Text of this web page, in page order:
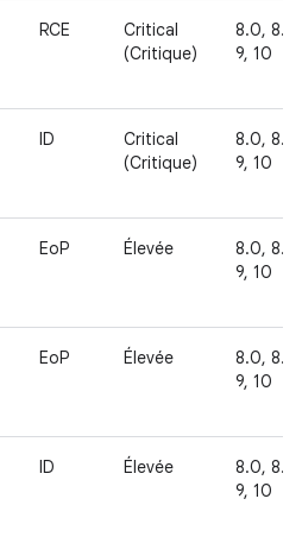
RCE
Critical
(Critique)
8.0, 8.1,
9, 10
ID
Critical
(Critique)
8.0, 8.1,
9, 10
EoP Élevée
8.0, 8.1,
9, 10
EoP Élevée
8.0, 8.1,
9, 10
ID Élevée
8.0, 8.1,
9, 10